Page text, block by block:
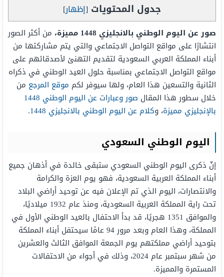
جدول المحتويات [إظهار]
صور عن اليوم الوطني بالانجليزي 1448 مميزة،
من أكثر الصور
انتشارًا على مواقع التواصل الاجتماعي والتي يتم مشاركتها من
أبناء المملكة العربي السعودية لتقديم التهنئ لأصدقائهم على
مواقع التواصل الاجتماعي بمناسبة حلول العيد الوطني في ذكراه
الثانية والتسعين هذا العام، ولها سيوفر لكم موقع المرجع من
خلال سطور هذا المقال
صور وعبارات عن اليوم الوطني 1448
بالإنجليزي مميزة، وكلام عن اليوم الوطني بالانجليزي 1448 .
اليوم الوطني السعودي
إنّ ذكرى اليوم الوطني السعودي ستبقى خالدة في أذهان جميع
أبناء المملكة العربية السعودية، فهو يوم العزة والكرامة
والانتصارات، اليوم الذي تم الإعلان فيه عن توحيد أراضي البلاد
تحت راية المملكة العربية السعودية، ومنذ عام 1932 ميلاديًا،
والموافق 1351 هجريًا، قد بدأ الاحتفال بالعيد الوطني الأول في
المملكة، وهذا العام وبعد مرور 94 عامًا سيحتفل أبناء المملكة
بتوحيد أراضي مملكتهم يوم الجمعة الموافق الثالث والعشرين
من شهر سبتمبر عام 2024، وذلك في أجواء من الاحتفالات
المستمرة والمميزة.